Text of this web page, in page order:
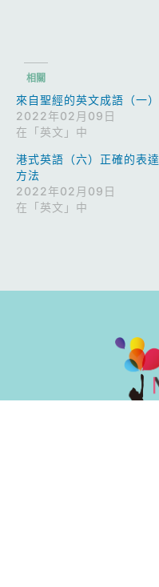
相關
來自聖經的英文成語（一）
2022年02月09日
在「英文」中
港式英語（六）正確的表達
方法
2022年02月09日
在「英文」中